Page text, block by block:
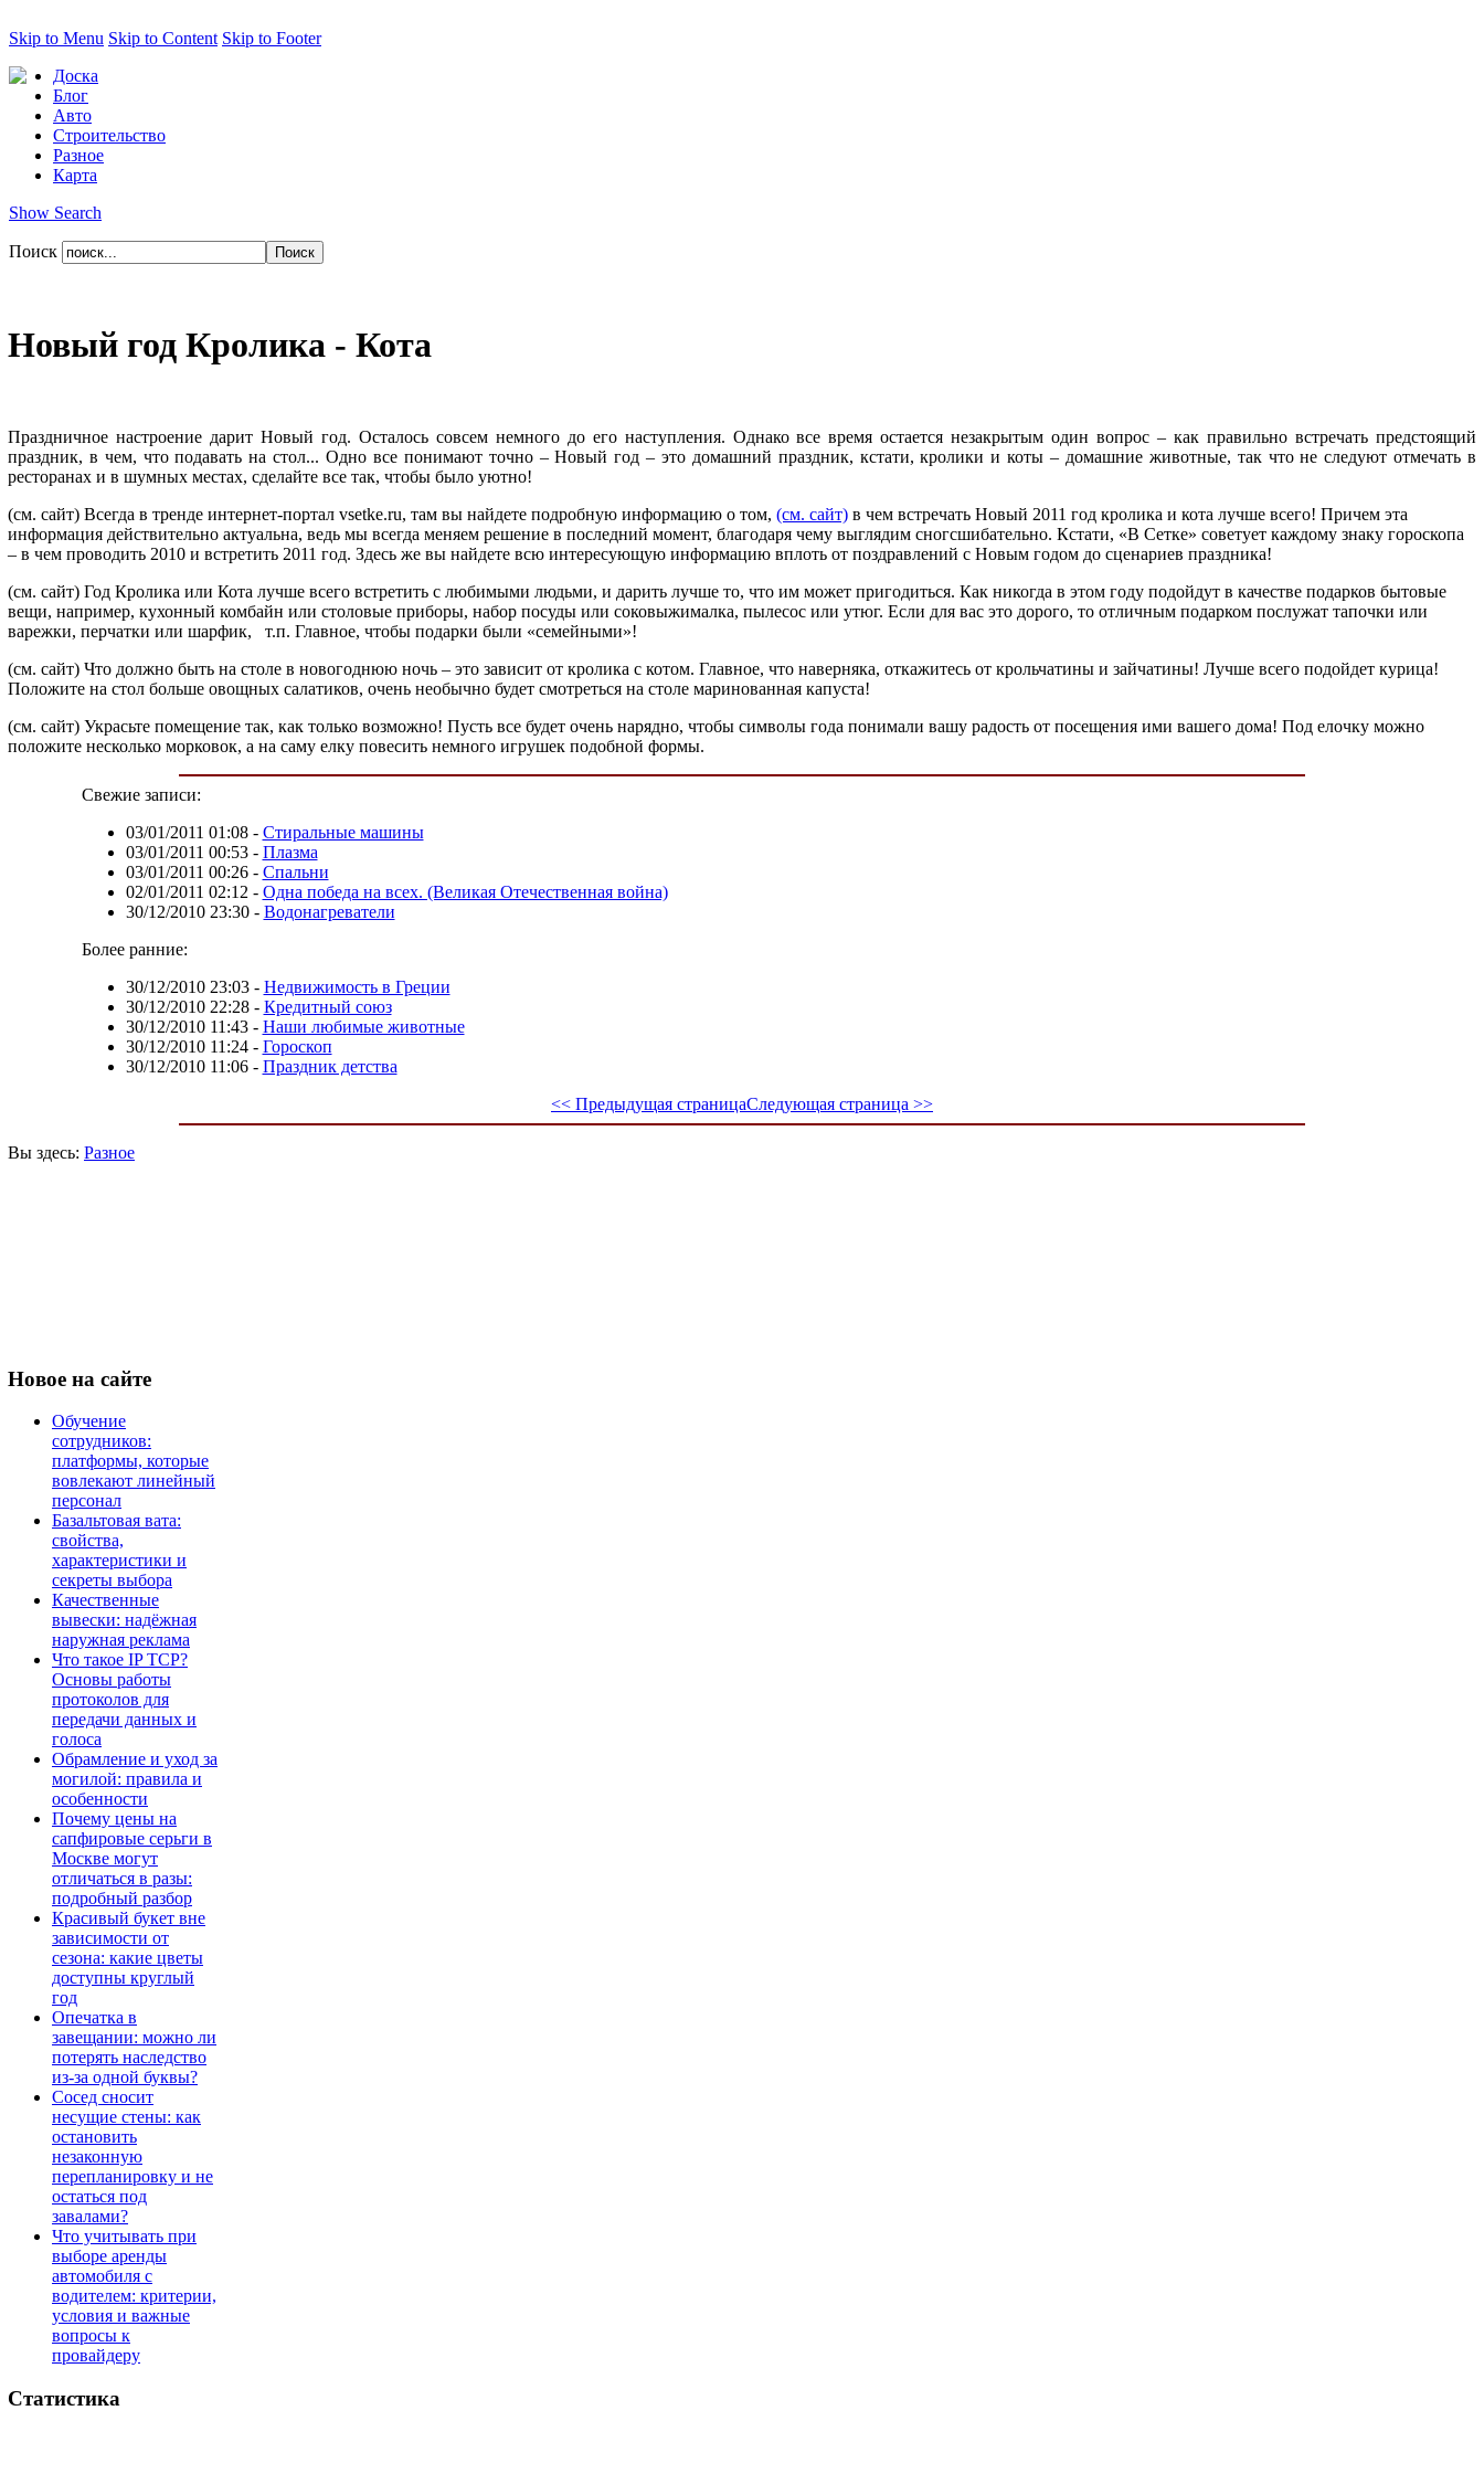
Skip to Menu Skip to Content Skip to Footer
Доска
Блог
Авто
Строительство
Разное
Карта
Show Search
Поиск
Новый год Кролика - Кота
Праздничное настроение дарит Новый год. Осталось совсем немного до его наступления. Однако все время остается незакрытым один вопрос – как правильно встречать предстоящий
праздник, в чем, что подавать на стол... Одно все понимают точно – Новый год – это домашний праздник, кстати, кролики и коты – домашние животные, так что не следуют отмечать в
ресторанах и в шумных местах, сделайте все так, чтобы было уютно!
(см. сайт) Всегда в тренде интернет-портал vsetke.ru, там вы найдете подробную информацию о том, (см. сайт) в чем встречать Новый 2011 год кролика и кота лучше всего! Причем эта
информация действительно актуальна, ведь мы всегда меняем решение в последний момент, благодаря чему выглядим сногсшибательно. Кстати, «В Сетке» советует каждому знаку гороскопа
– в чем проводить 2010 и встретить 2011 год. Здесь же вы найдете всю интересующую информацию вплоть от поздравлений с Новым годом до сценариев праздника!
(см. сайт) Год Кролика или Кота лучше всего встретить с любимыми людьми, и дарить лучше то, что им может пригодиться. Как никогда в этом году подойдут в качестве подарков бытовые
вещи, например, кухонный комбайн или столовые приборы, набор посуды или соковыжималка, пылесос или утюг. Если для вас это дорого, то отличным подарком послужат тапочки или
варежки, перчатки или шарфик, т.п. Главное, чтобы подарки были «семейными»!
(см. сайт) Что должно быть на столе в новогоднюю ночь – это зависит от кролика с котом. Главное, что наверняка, откажитесь от крольчатины и зайчатины! Лучше всего подойдет курица!
Положите на стол больше овощных салатиков, очень необычно будет смотреться на столе маринованная капуста!
(см. сайт) Украсьте помещение так, как только возможно! Пусть все будет очень нарядно, чтобы символы года понимали вашу радость от посещения ими вашего дома! Под елочку можно
положите несколько морковок, а на саму елку повесить немного игрушек подобной формы.
Свежие записи:
03/01/2011 01:08- Стиральные машины
03/01/2011 00:53- Плазма
03/01/2011 00:26- Спальни
02/01/2011 02:12 - Одна победа на всех. (Великая Отечественная война)
30/12/2010 23:30- Водонагреватели
Более ранние:
30/12/2010 23:03- Недвижимость в Греции
30/12/2010 22:28- Кредитный союз
30/12/2010 11:43- Наши любимые животные
30/12/2010 11:24- Гороскоп
30/12/2010 11:06- Праздник детства
<< Предыдущая страницаСледующая страница >>
Вы здесь: Разное
Новое на сайте
Обучение
сотрудников:
платформы, которые
вовлекают линейный
персонал
Базальтовая вата:
свойства,
характеристики и
секреты выбора
Качественные
вывески: надёжная
наружная реклама
Что такое IP TCP?
Основы работы
протоколов для
передачи данных и
голоса
Обрамление и уход за
могилой: правила и
особенности
Почему цены на
сапфировые серьги в
Москве могут
отличаться в разы:
подробный разбор
Красивый букет вне
зависимости от
сезона: какие цветы
доступны круглый
год
Опечатка в
завещании: можно ли
потерять наследство
из-за одной буквы?
Сосед сносит
несущие стены: как
остановить
незаконную
перепланировку и не
остаться под
завалами?
Что учитывать при
выборе аренды
автомобиля с
водителем: критерии,
условия и важные
вопросы к
провайдеру
Статистика